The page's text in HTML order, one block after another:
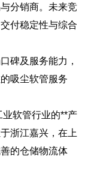
分销商。未来竞
付稳定性与综合
及服务能力，
吸尘软管服务
软管行业的**产
浙江嘉兴，在上
的仓储物流体